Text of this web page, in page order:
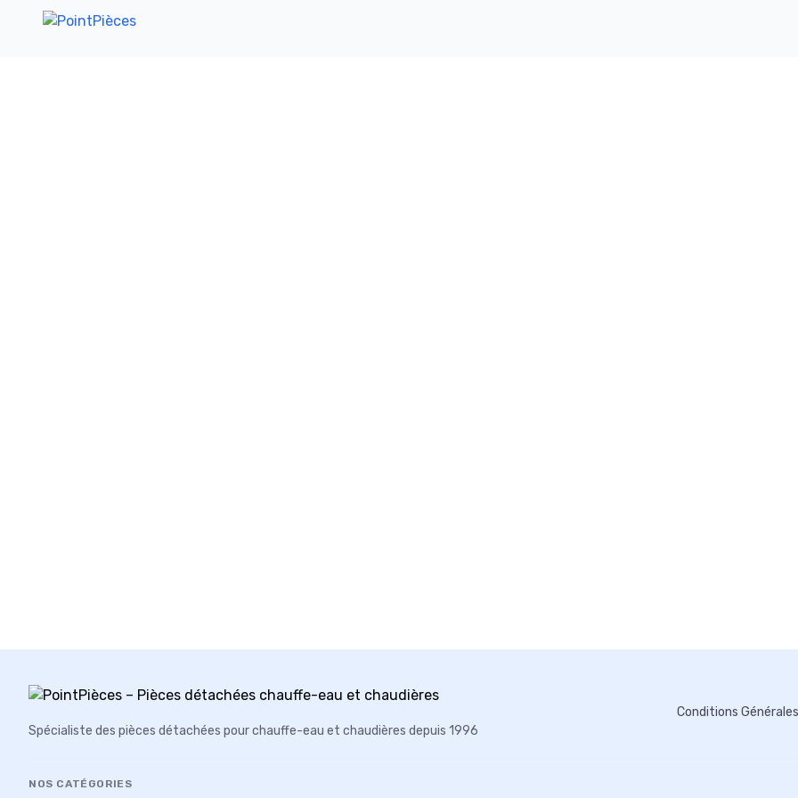
Spécialiste des pièces détachées pour chauffe-eau et chaudières depuis 1996
Conditions
NOS CATÉGORIES